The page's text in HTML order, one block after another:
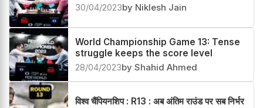
30/04/2023by Niklesh Jain
World Championship Game 13: Tense
struggle keeps the score level
28/04/2023by Shahid Ahmed
विश्व चैंपियनशिप : R13 : अब अंतिम राउंड पर सब निर्भर